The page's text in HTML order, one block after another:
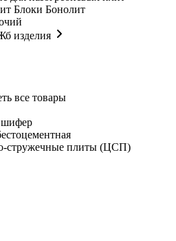
Блоки Бонолит
изделия
все товары
стружечные плиты (ЦСП)